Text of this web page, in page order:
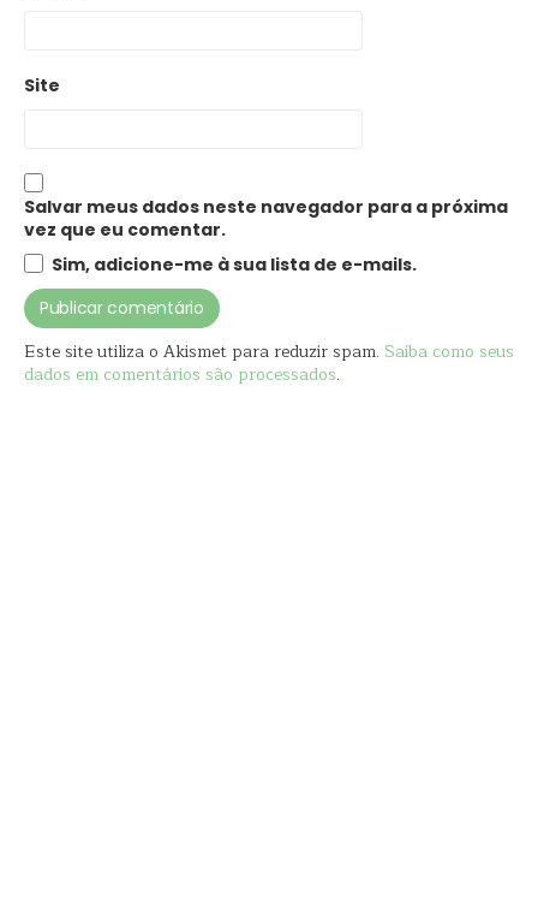
Site
Salvar meus dados neste navegador para a próxima
vez que eu comentar.
Sim, adicione-me à sua lista de e-mails.
Este site utiliza o Akismet para reduzir spam. Saiba como seus
dados em comentários são processados.